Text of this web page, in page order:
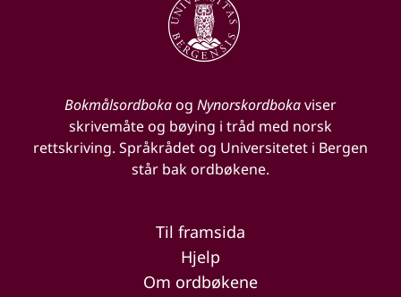
Bokmålsordbokaog Nynorskordbokaviser
skrivemåte og bøying i tråd med norsk
rettskriving. Språkrådet og Universitetet i Bergen
står bak ordbøkene.
Til framsida
Hjelp
Om ordbøkene